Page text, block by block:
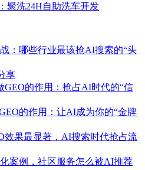
聚洗24H自助洗车开发
：哪些行业最该抢AI搜索的“头
享
GEO的作用：抢占AI时代的“信
的作用：让AI成为你的“金牌
效果最显著，AI搜索时代抢占流
案例，社区服务怎么被AI推荐